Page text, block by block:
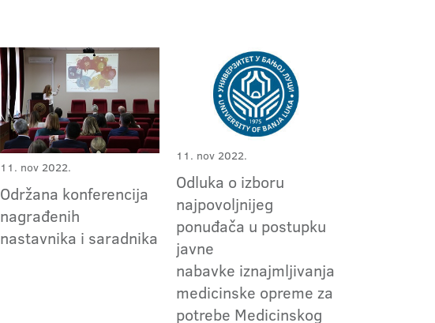
11. nov 2022.
Održana konferencija
nagrađenih
nastavnika i saradnika
11. nov 2022.
Odluka o izboru
najpovoljnijeg
ponuđača u postupku
javne
nabavke iznajmljivanja
medicinske opreme za
potrebe Medicinskog